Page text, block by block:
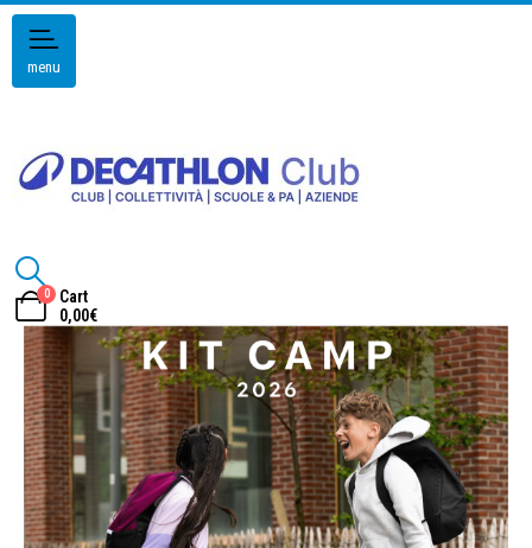
menu
0
Cart
0,00€